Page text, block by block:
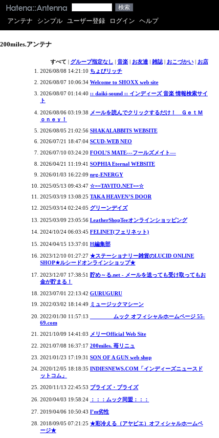
アンテナ シンプル ユーザー登録 ログイン ヘルプ
200miles.アンテナ
すべて グループ指定なし 音楽| お友達| 雑誌| おこづかい|
お店
2026/08/08 14:21:10 ちょびリッチ
2026/08/07 10:06:34 Welcome to SHOXX web site
2026/08/07 01:14:40 :: daiki-sound :: インディーズ 音楽 情報検索サイ
ト
2026/08/06 03:19:38 メールを読んでクリックするだけ！ ＧｅｔＭ
ｏｎｅｙ！
2026/08/05 21:02:56 SHAKALABBITS WEBSITE
2026/07/21 18:47:04 SCUD-WEB NEO
2026/07/10 03:24:20 FOOL’S MATE---フールズメイト---
2026/04/21 11:19:41 SOPHIA Eternal WEBSITE
2026/01/03 16:22:09 nrg-ENERGY
2025/05/13 09:43:47 ☆==TAVITO.NET==☆
2025/03/19 13:08:25 TAKA HEAVEN’S DOOR
2025/03/14 02:24:05 グリーンデイズ
2025/03/09 23:05:56 LeatherShopTeeオンラインショッピング
2024/10/24 06:03:45 FELINET(フェリネット)
2024/04/15 13:37:01 H編集部
2023/12/10 01:27:27 ★ステーショナリー雑貨のLUCID ONLINE
SHOP★ルシードオンラインショップ★
2023/12/07 17:38:51
貯め～る.net - メールを送っても受け取ってもお
金が貯まる！
2023/07/01 22:13:42 GURUGURU
2022/03/02 18:14:49 ミュージックマシーン
2022/01/30 11:57:13
________ムック オフィシャルホームページ 55-
69.com
2021/10/09 14:41:03 メリーOfficial Web Site
2021/07/08 16:37:17 200miles. 苺リニュ
2021/01/23 17:19:31 SON OF A GUN web shop
2020/12/05 18:18:35 INDIESNEWS.COM「インディーズニュースド
ットコム」
2020/11/13 22:45:53 プライズ・プライズ
2020/04/03 19:58:24 ：：：ムック同盟：：：
2019/04/06 10:50:43 I’m劣性
2018/09/05 07:21:25 ★彩冷える（アヤビエ）オフィシャルホームペ
ージ★